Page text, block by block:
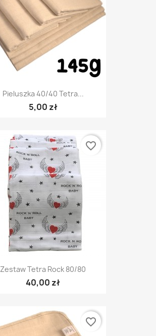
Pieluszka 40/40 Tetra...
5,00 zł
Zestaw Tetra Rock 80/80
40,00 zł
favorite_border
favorite_border